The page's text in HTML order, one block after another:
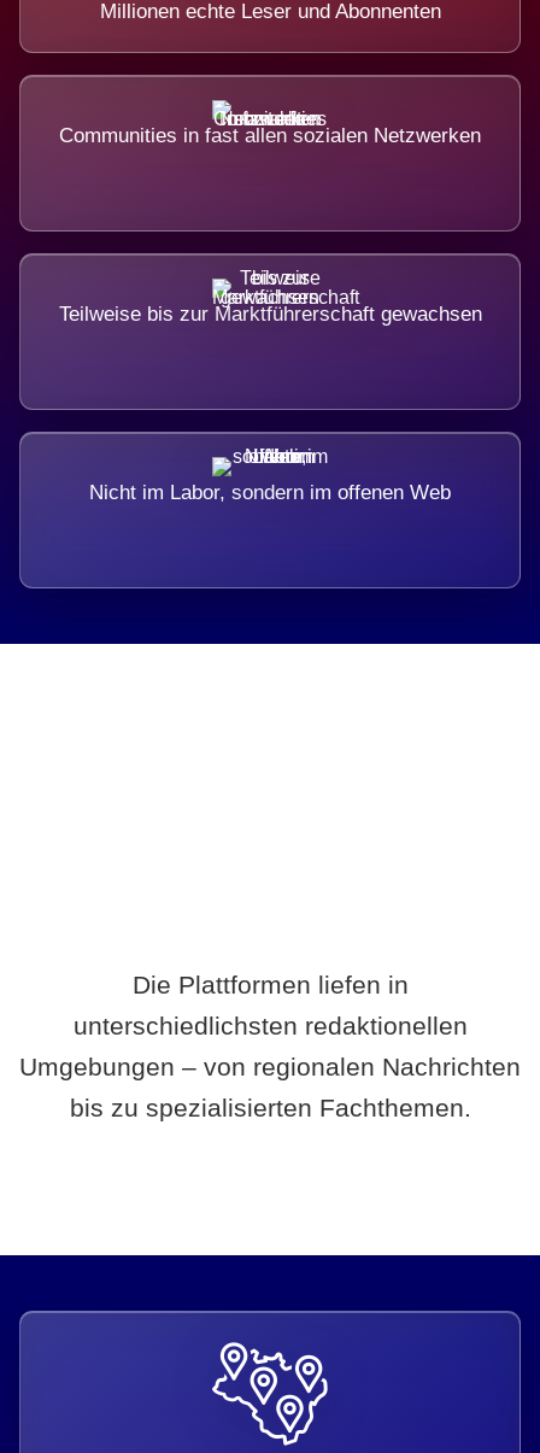
Millionen echte Leser und Abonnenten
Communities in fast allen sozialen Netzwerken
Teilweise bis zur Marktführerschaft gewachsen
Nicht im Labor, sondern im offenen Web
Die Plattformen liefen in
unterschiedlichsten redaktionellen
Umgebungen – von regionalen Nachrichten
bis zu spezialisierten Fachthemen.